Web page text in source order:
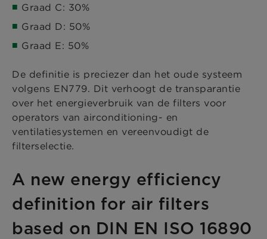
Graad C: 30%
Graad D: 50%
Graad E: 50%
De definitie is preciezer dan het oude systeem
volgens EN779. Dit verhoogt de transparantie
over het energieverbruik van de filters voor
operators van airconditioning- en
ventilatiesystemen en vereenvoudigt de
filterselectie.
A new energy efficiency
definition for air filters
based on DIN EN ISO 16890